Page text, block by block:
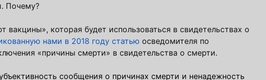
Почему?
которая будет использоваться в свидетельствах о
нами в 2018 году статью осведомителя по
«причины смерти» в свидетельства о смерти.
сообщения о причинах смерти и ненадежность